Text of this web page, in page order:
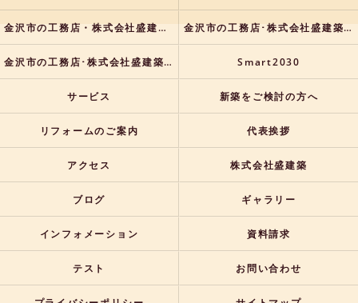
金沢市の工務店・株式会社盛建築の口コミ情報 金沢市の工務店･株式会社盛建築の評判
金沢市の工務店･株式会社盛建築のお客様の声 Smart2030
サービス 新築をご検討の方へ
リフォームのご案内 代表挨拶
アクセス 株式会社盛建築
ブログ ギャラリー
インフォメーション 資料請求
テスト お問い合わせ